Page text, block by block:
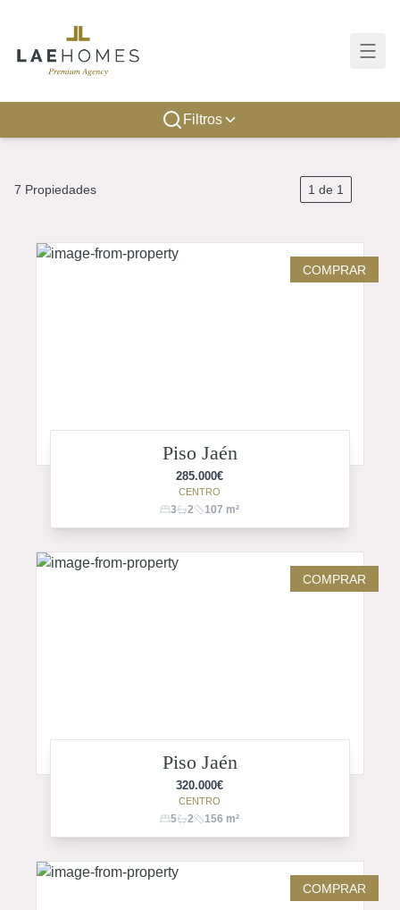
Filtros
7 Propiedades 1 de 1
COMPRAR
Piso Jaén
285.000€
CENTRO
3 2 107 m²
COMPRAR
Piso Jaén
320.000€
CENTRO
5 2 156 m²
COMPRAR